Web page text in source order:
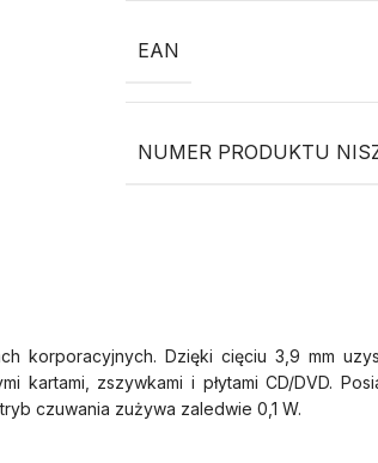
EAN
NUMER PRODUKTU
korporacyjnych. Dzięki cięciu 3,9 mm
zszywkami i płytami CD/DVD.
czuwania zużywa zaledwie 0,1 W.